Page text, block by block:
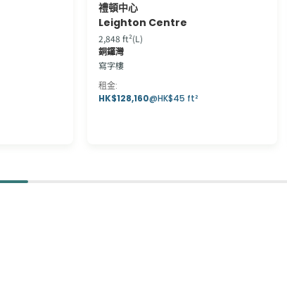
禮頓中心
Leighton Centre
2,848 ft²(L)
銅鑼灣
寫字樓
租金:
HK$128,160@HK$45 ft²